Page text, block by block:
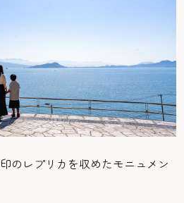
のレプリカを収めたモニュメン